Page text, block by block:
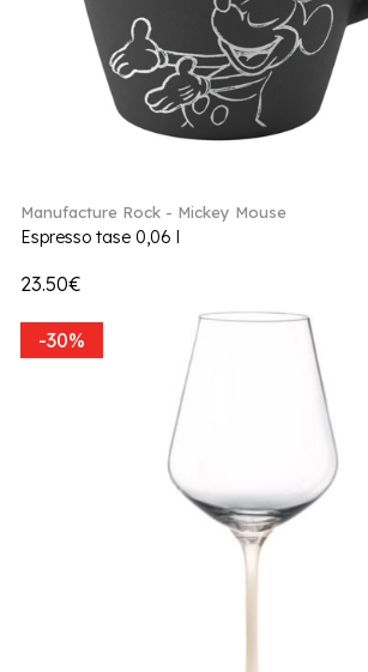
Manufacture Rock - Mickey Mouse
Espresso tase 0,06 l
23.50€
-30%